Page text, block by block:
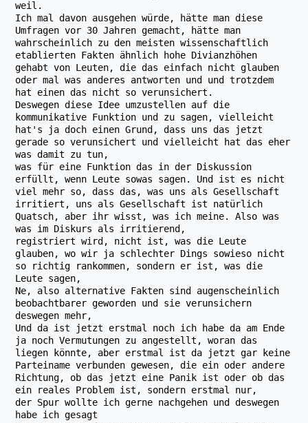
weil.
Ich mal davon ausgehen würde, hätte man diese
Umfragen vor 30 Jahren gemacht, hätte man
wahrscheinlich zu den meisten wissenschaftlich
etablierten Fakten ähnlich hohe Divianzhöhen
gehabt von Leuten, die das einfach nicht glauben
oder mal was anderes antworten und und trotzdem
hat einen das nicht so verunsichert.
Deswegen diese Idee umzustellen auf die
kommunikative Funktion und zu sagen, vielleicht
hat's ja doch einen Grund, dass uns das jetzt
gerade so verunsichert und vielleicht hat das eher
was damit zu tun,
was für eine Funktion das in der Diskussion
erfüllt, wenn Leute sowas sagen. Und ist es nicht
viel mehr so, dass das, was uns als Gesellschaft
irritiert, uns als Gesellschaft ist natürlich
Quatsch, aber ihr wisst, was ich meine. Also was
was im Diskurs als irritierend,
registriert wird, nicht ist, was die Leute
glauben, wo wir ja schlechter Dings sowieso nicht
so richtig rankommen, sondern er ist, was die
Leute sagen,
Ne, also alternative Fakten sind augenscheinlich
beobachtbarer geworden und sie verunsichern
deswegen mehr,
Und da ist jetzt erstmal noch ich habe da am Ende
ja noch Vermutungen zu angestellt, woran das
liegen könnte, aber erstmal ist da jetzt gar keine
Parteiname verbunden gewesen, die ein oder andere
Richtung, ob das jetzt eine Panik ist oder ob das
ein reales Problem ist, sondern erstmal nur,
der Spur wollte ich gerne nachgehen und deswegen
habe ich gesagt